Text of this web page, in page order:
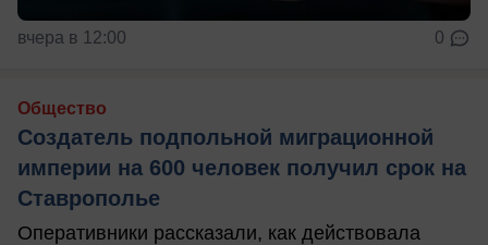
вчера в 12:00 0
Общество
Создатель подпольной миграционной
империи на 600 человек получил срок на
Ставрополье
Оперативники рассказали, как действовала